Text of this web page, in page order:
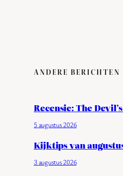
ANDERE BERICHTEN
Recensie: The
5 augustus 2026
Kijktips van
3 augustus 2026